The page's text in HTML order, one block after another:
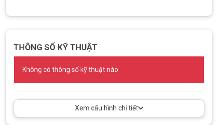
THÔNG SỐ KỸ THUẬT
Không có thông số kỹ thuật nào
Xem cấu hình chi tiết